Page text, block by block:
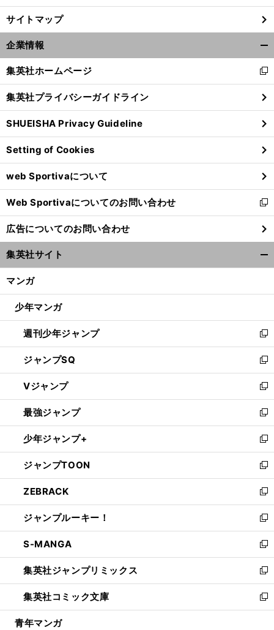
サイトマップ
企業情報
閉
る
集英社ホームページ
新
し
い
ウ
ィ
ン
ド
ウ
で
開
く
集英社プライバシーガイドライン
SHUEISHA Privacy Guideline
Setting of Cookies
web Sportivaについて
Web Sportivaについてのお問い合わせ
新
し
い
ウ
ィ
ン
ウ
開
く
広告についてのお問い合わせ
集英社サイト
マンガ
少年マンガ
週刊少年ジャンプ
新
し
い
ウ
ィ
ン
ド
ウ
で
開
く
ジャンプSQ
新
し
い
ウ
ィ
ン
ド
ウ
で
開
く
Vジャンプ
新
し
い
ウ
ィ
ン
ド
ウ
で
開
く
最強ジャンプ
新
し
い
ウ
ィ
ン
ド
ウ
で
開
く
少年ジャンプ+
新
し
い
ウ
ィ
ン
ド
ウ
で
開
く
ジャンプTOON
新
し
い
ウ
ィ
ン
ド
ウ
で
開
く
ZEBRACK
新
し
い
ウ
ィ
ン
ド
ウ
で
開
ジャンプルーキー！
新
し
い
ウ
ィ
ン
ド
ウ
S-MANGA
新
し
い
ウ
ィ
ン
集英社ジャンプリミックス
新
し
い
ウ
集英社コミック文庫
新
し
青年マンガ